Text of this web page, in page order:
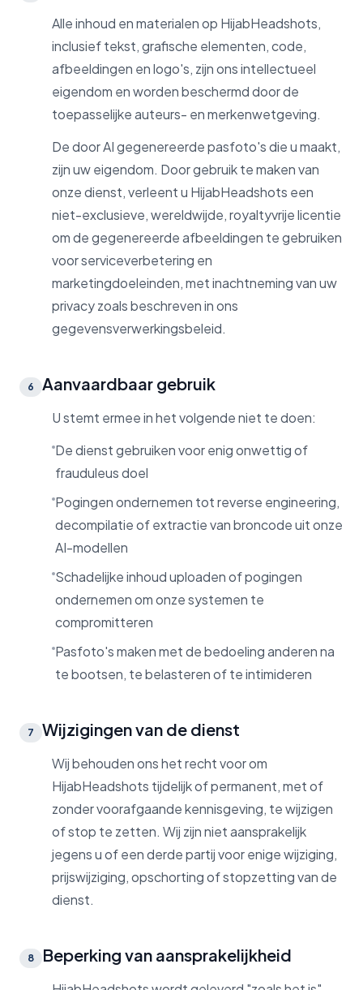
Alle inhoud en materialen op HijabHeadshots,
inclusief tekst, grafische elementen, code,
afbeeldingen en logo's, zijn ons intellectueel
eigendom en worden beschermd door de
toepasselijke auteurs- en merkenwetgeving.
De door AI gegenereerde pasfoto's die u maakt,
zijn uw eigendom. Door gebruik te maken van
onze dienst, verleent u HijabHeadshots een
niet-exclusieve, wereldwijde, royaltyvrije licentie
om de gegenereerde afbeeldingen te gebruiken
voor serviceverbetering en
marketingdoeleinden, met inachtneming van uw
privacy zoals beschreven in ons
gegevensverwerkingsbeleid.
6 Aanvaardbaar gebruik
U stemt ermee in het volgende niet te doen:
De dienst gebruiken voor enig onwettig of
frauduleus doel
Pogingen ondernemen tot reverse engineering,
decompilatie of extractie van broncode uit onze
AI-modellen
Schadelijke inhoud uploaden of pogingen
ondernemen om onze systemen te
compromitteren
Pasfoto's maken met de bedoeling anderen na
te bootsen, te belasteren of te intimideren
7 Wijzigingen van de dienst
Wij behouden ons het recht voor om
HijabHeadshots tijdelijk of permanent, met of
zonder voorafgaande kennisgeving, te wijzigen
of stop te zetten. Wij zijn niet aansprakelijk
jegens u of een derde partij voor enige wijziging,
prijswijziging, opschorting of stopzetting van de
dienst.
8 Beperking van aansprakelijkheid